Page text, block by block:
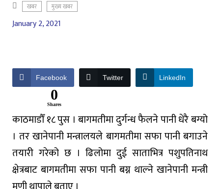
खबर मुख्य खबर
January 2, 2021
Facebook Twitter LinkedIn
0
Shares
काठमाडौँ १८ पुस । बागमतीमा दुर्गन्ध फैलने पानी धेरै बग्यो
। तर खानेपानी मन्त्रालयले बागमतीमा सफा पानी बगाउने
तयारी गरेको छ । ढिलोमा दुई साताभित्र पशुपतिनाथ
क्षेत्रबाट बागमतीमा सफा पानी बग्न थाल्ने खानेपानी मन्त्री